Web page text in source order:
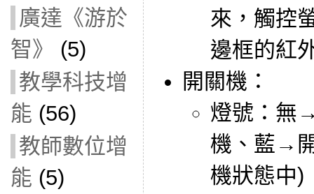
廣達《游於
智》
(5)
教學科技增
能 (56)
教師數位增
能 (5)
來，觸控
邊框的紅
開關機：
燈號：無
機、藍→
機狀態中)